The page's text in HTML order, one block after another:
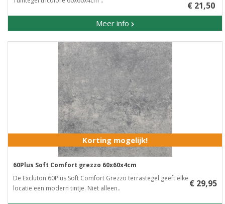
Meer info
€ 21,50
Korting mogelijk!
60Plus Soft Comfort grezzo 60x60x4cm
De Excluton 60Plus Soft Comfort Grezzo terrastegel geeft elke
locatie een modern tintje. Niet alleen..
€ 29,95